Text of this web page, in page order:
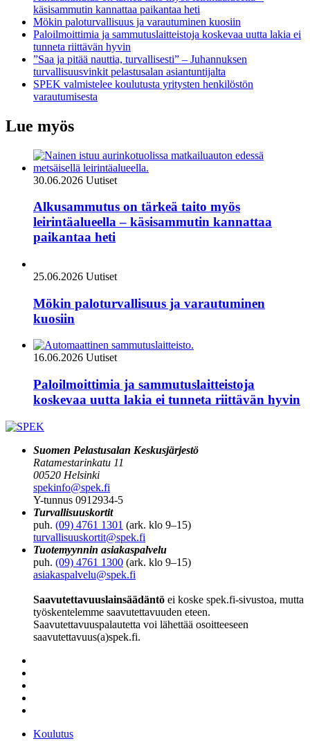
käsisammutin kannattaa paikantaa heti
Mökin paloturvallisuus ja varautuminen kuosiin
Paloilmoittimia ja sammutuslaitteistoja koskevaa uutta lakia ei
tunneta riittävän hyvin
”Saa ja pitää nauttia, turvallisesti” – Juhannuksen
turvallisuusvinkit pelastusalan asiantuntijalta
SPEK valmistelee koulutusta yritysten henkilöstön
varautumisesta
Lue myös
30.06.2026 Uutiset
Alkusammutus on tärkeä taito myös
leirintäalueella – käsisammutin kannattaa
paikantaa heti
25.06.2026 Uutiset
Mökin paloturvallisuus ja varautuminen
kuosiin
16.06.2026 Uutiset
Paloilmoittimia ja sammutuslaitteistoja
koskevaa uutta lakia ei tunneta riittävän hyvin
Suomen Pelastusalan Keskusjärjestö
Ratamestarinkatu 11
00520 Helsinki
spekinfo@spek.fi
Y-tunnus 0912934-5
Turvallisuuskortit
puh. (09) 4761 1301 (ark. klo 9–15)
turvallisuuskortit@spek.fi
Tuotemyynnin asiakaspalvelu
puh. (09) 4761 1300 (ark. klo 9–15)
asiakaspalvelu@spek.fi
Saavutettavuuslainsäädäntö ei koske spek.fi-sivustoa, mutta
työskentelemme saavutettavuuden eteen.
Saavutettavuuspalautetta voi lähettää osoitteeseen
saavutettavuus(a)spek.fi.
Koulutus